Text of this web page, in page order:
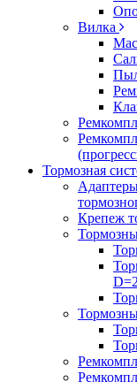
Вилка
Тормозная
Крепеж